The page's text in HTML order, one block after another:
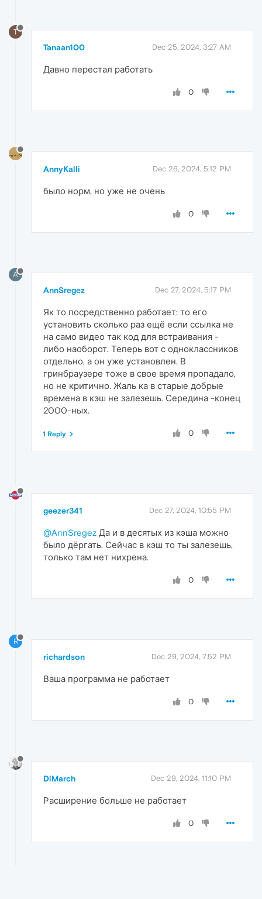
T
Tanaan100 Dec 25, 2024, 3:27 AM
Давно перестал работать
0
AnnyKalli Dec 26, 2024, 5:12 PM
было норм, но уже не очень
0
A
AnnSregez Dec 27, 2024, 5:17 PM
Як то посредственно работает: то его
установить сколько раз ещё если ссылка не
на само видео так код для встраивания -
либо наоборот. Теперь вот с одноклассников
отдельно, а он уже установлен. В
гринбраузере тоже в свое время пропадало,
но не критично. Жаль ка в старые добрые
времена в кэш не залезешь. Середина -конец
2000-ных.
0
1 Reply
geezer341 Dec 27, 2024, 10:55 PM
@AnnSregez Да и в десятых из кэша можно
было дёргать. Сейчас в кэш то ты залезешь,
только там нет нихрена.
0
R
richardson Dec 29, 2024, 7:52 PM
Ваша программа не работает
0
DiMarch Dec 29, 2024, 11:10 PM
Расширение больше не работает
0